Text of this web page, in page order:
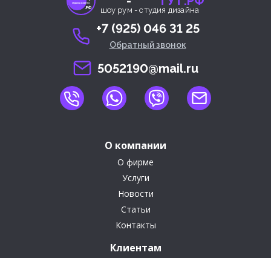
шоу рум - студия дизайна
студия дизайна
.РФ
+7 (925) 046 31 25
Обратный звонок
5052190@mail.ru
О компании
О фирме
Услуги
Новости
Статьи
Контакты
Клиентам